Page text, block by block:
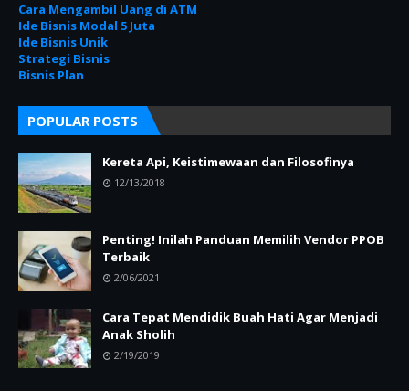
Cara Mengambil Uang di ATM
Ide Bisnis Modal 5 Juta
Ide Bisnis Unik
Strategi Bisnis
Bisnis Plan
POPULAR POSTS
Kereta Api, Keistimewaan dan Filosofinya
12/13/2018
Penting! Inilah Panduan Memilih Vendor PPOB
Terbaik
2/06/2021
Cara Tepat Mendidik Buah Hati Agar Menjadi
Anak Sholih
2/19/2019